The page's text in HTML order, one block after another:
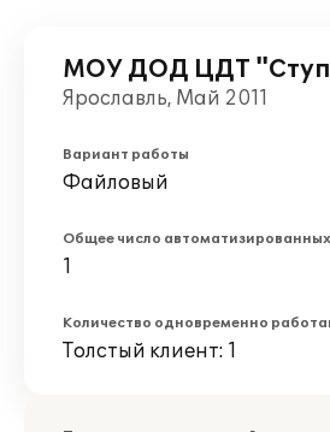
МОУ ДОД ЦДТ
Ярославль, Май 2011
Вариант работы
Файловый
Общее число
1
Количество одновременно
Толстый клиент: 1